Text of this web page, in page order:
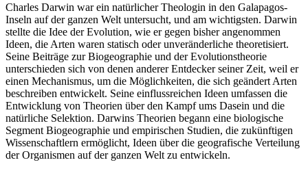
Charles Darwin war ein natürlicher Theologin in den Galapagos-
Inseln auf der ganzen Welt untersucht, und am wichtigsten. Darwin
stellte die Idee der Evolution, wie er gegen bisher angenommen
Ideen, die Arten waren statisch oder unveränderliche theoretisiert.
Seine Beiträge zur Biogeographie und der Evolutionstheorie
unterschieden sich von denen anderer Entdecker seiner Zeit, weil er
einen Mechanismus, um die Möglichkeiten, die sich geändert Arten
beschreiben entwickelt. Seine einflussreichen Ideen umfassen die
Entwicklung von Theorien über den Kampf ums Dasein und die
natürliche Selektion. Darwins Theorien begann eine biologische
Segment Biogeographie und empirischen Studien, die zukünftigen
Wissenschaftlern ermöglicht, Ideen über die geografische Verteilung
der Organismen auf der ganzen Welt zu entwickeln.